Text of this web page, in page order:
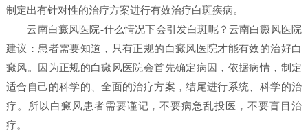
制定出有针对性的治疗方案进行有效治疗白斑疾病。
云南白癜风医院-什么情况下会引发白斑呢？云南白癜风医院
建议：患者需要知道，只有正规的白癜风医院才能有效的治好白
癜风。因为正规的白癜风医院会首先确定病因，依据病情，制定
适合自己的科学的、全面的治疗方案，结尾进行系统、科学的治
疗。所以白癜风患者需要谨记，不要病急乱投医，不要盲目治
疗。